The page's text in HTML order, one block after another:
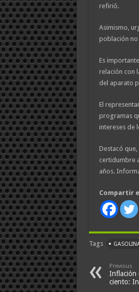
refirió.
Asimismo,
población no
Es
relación con
del aparato
El
programas
intereses de
Destacó
certidumbre
años.
Compartir
Tags
Previous
Inflación
ciento: